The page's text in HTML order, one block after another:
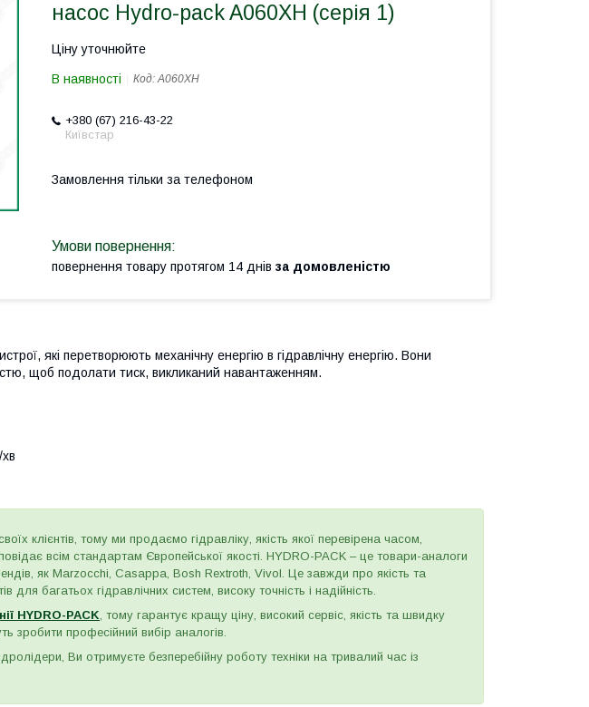
насос Hydro-pack A060XH (серія 1)
Ціну уточнюйте
В наявності Код:A060XH
+380 (67) 216-43-22
Київстар
Замовлення тільки за телефоном
повернення товару протягом 14 днів за домовленістю
які перетворюють механічну енергію в гідравлічну енергію. Вони
щоб подолати тиск, викликаний навантаженням.
клієнтів, тому ми продаємо гідравліку, якість якої перевірена часом,
всім стандартам Європейської якості. HYDRO-PACK – це товари-аналоги
як Marzocchi, Casappa, Bosh Rextroth, Vivol. Це завжди про якість та
для багатьох гідравлічних систем, високу точність і надійність.
HYDRO-PACK, тому гарантує кращу ціну, високий сервіс, якість та швидку
зробити професійний вибір аналогів.
Ви отримуєте безперебійну роботу техніки на тривалий час із